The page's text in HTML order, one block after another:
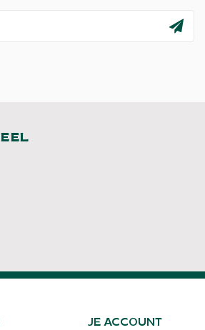
JE ACCOUNT